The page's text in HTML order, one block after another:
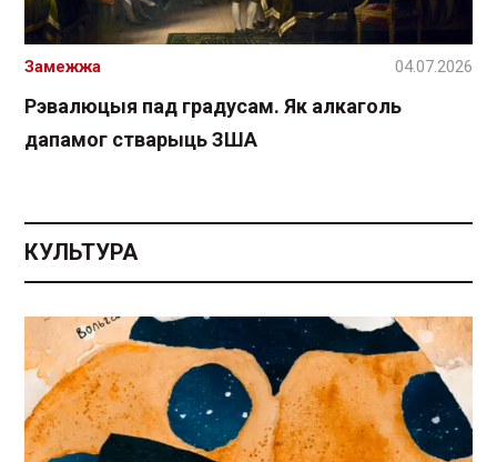
Рэвалюцыя пад градусам. Як алкаголь
дапамог стварыць ЗША
Замежжа 04.07.2026
КУЛЬТУРА